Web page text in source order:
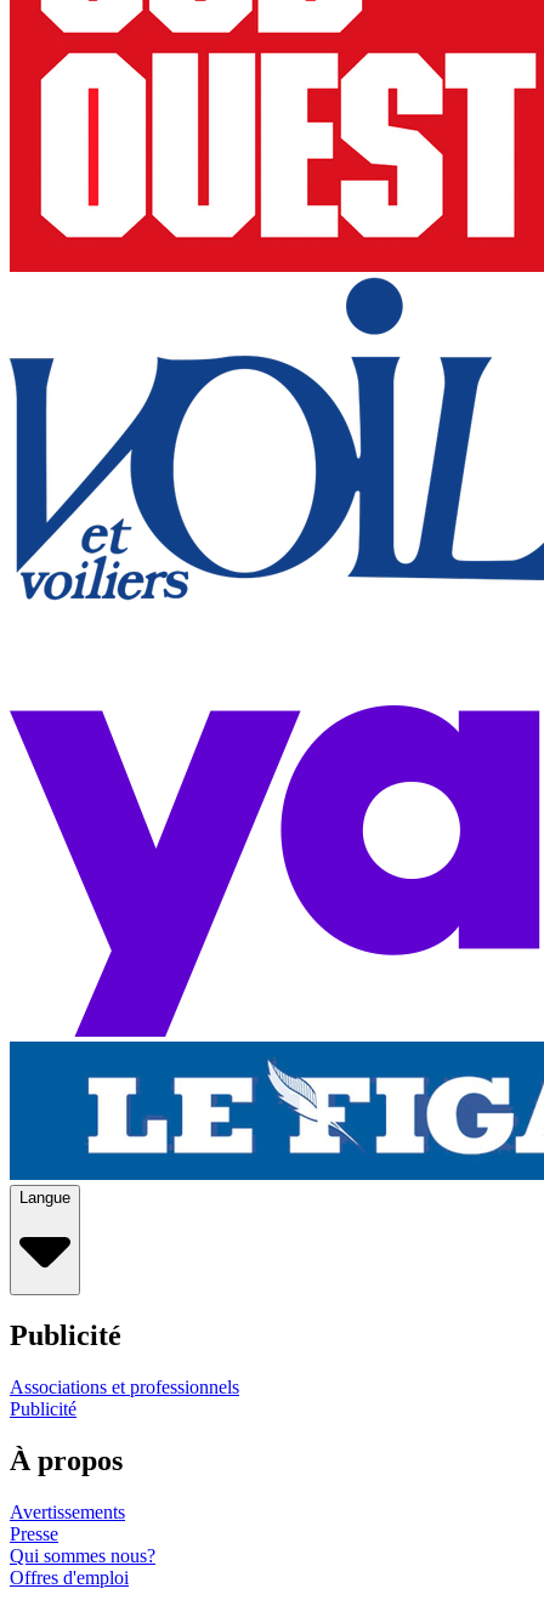
Langue
Publicité
Associations et professionnels
Publicité
À propos
Avertissements
Presse
Qui sommes nous?
Offres d'emploi